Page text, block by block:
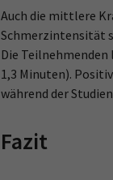
Auch die mittlere
Schmerzintensität
Die
1,3 Minuten).
während der
Fazit